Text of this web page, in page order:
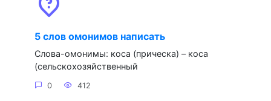
5 слов омонимов написать
Слова-омонимы: коса (прическа) – коса
(сельскохозяйственный
0 412